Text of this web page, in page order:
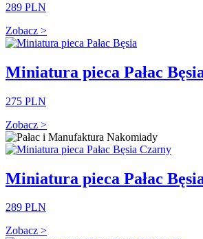
289 PLN
Zobacz >
Miniatura pieca Pałac
275 PLN
Zobacz >
Miniatura pieca Pałac
289 PLN
Zobacz >